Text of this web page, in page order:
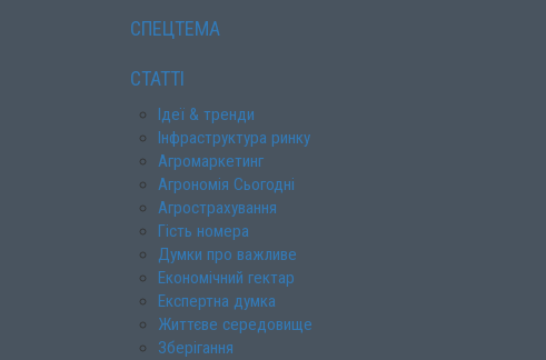
СПЕЦТЕМА
СТАТТІ
Ідеї & тренди
Інфраструктура ринку
Агромаркетинг
Агрономія Сьогодні
Агрострахування
Гість номера
Думки про важливе
Економічний гектар
Експертна думка
Життєве середовище
Зберігання